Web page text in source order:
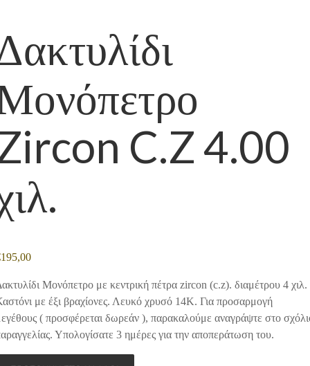
C.Z 4.00
195,00
Μονόπετρο με κεντρική πέτρα zircon (c.z). διαμέτρου 4 χιλ.
με έξι βραχίονες. Λευκό χρυσό 14Κ. Για προσαρμογή
( προσφέρεται δωρεάν ), παρακαλούμε αναγράψτε στο
Υπολογίσατε 3 ημέρες για την αποπεράτωση του.